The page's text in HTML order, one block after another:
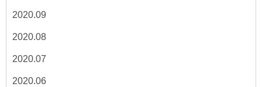
2020.09
2020.08
2020.07
2020.06